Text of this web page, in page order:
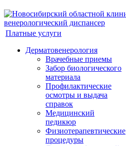
Платные услуги
Дерматовенерология
Врачебные приемы
Забор биологического
материала
Профилактические
осмотры и выдача
справок
Медицинский
педикюр
Физиотерапевтические
процедуры